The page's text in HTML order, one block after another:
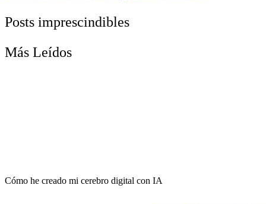
Posts imprescindibles
Más Leídos
Cómo he creado mi cerebro digital con IA